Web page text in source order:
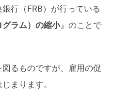
行（FRB）が行っている
ラム）の縮小』のことで
るものですが、雇用の促
まります。